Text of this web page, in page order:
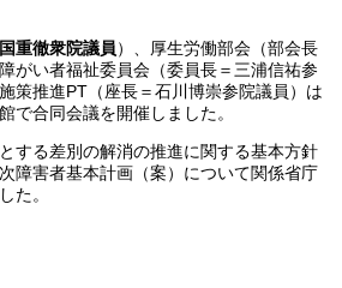
重徹衆院議員）、厚生労働部会（部会長
がい者福祉委員会（委員長＝三浦信祐参
策推進PT（座長＝石川博崇参院議員）は
で合同会議を開催しました。
する差別の解消の推進に関する基本方針
障害者基本計画（案）について関係省庁
た。